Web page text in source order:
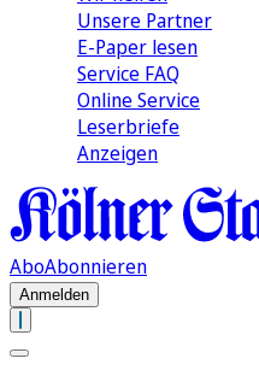
Unsere Partner
E-Paper lesen
Service FAQ
Online Service
Leserbriefe
Anzeigen
AboAbonnieren
Anmelden